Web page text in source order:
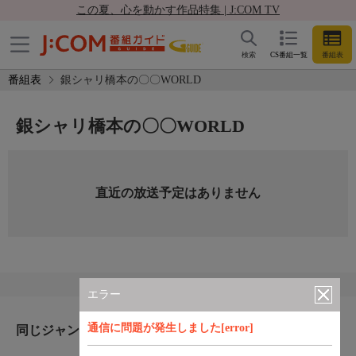
この夏、心を動かす作品特集 | J:COM TV
CS番組一覧 番組表
検索
番組表 銀シャリ橋本の〇〇WORLD
エラー
通信に問題が発生しました[error]
銀シャリ橋本の〇〇WORLD
直近の放送予定はありません
同じジャンルのおすすめ番組